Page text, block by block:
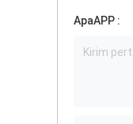
ApaAPP :